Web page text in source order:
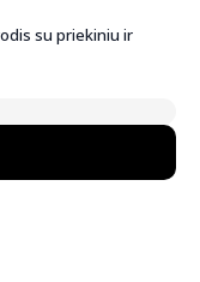
su priekiniu ir